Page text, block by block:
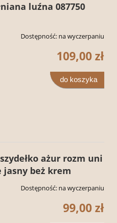
luźna 087750
Dostępność: na wyczerpaniu
109,00 zł
do koszyka
ażur rozm uni
jasny beż krem
Dostępność: na wyczerpaniu
99,00 zł